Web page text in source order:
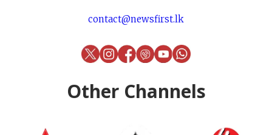
contact@newsfirst.lk
Other Channels